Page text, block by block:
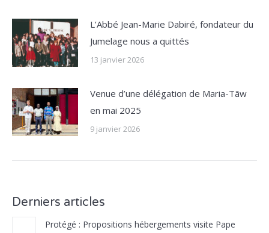
L’Abbé Jean-Marie Dabiré, fondateur du
Jumelage nous a quittés
13 janvier 2026
Venue d’une délégation de Maria-Tãw
en mai 2025
9 janvier 2026
Derniers articles
Protégé : Propositions hébergements visite Pape